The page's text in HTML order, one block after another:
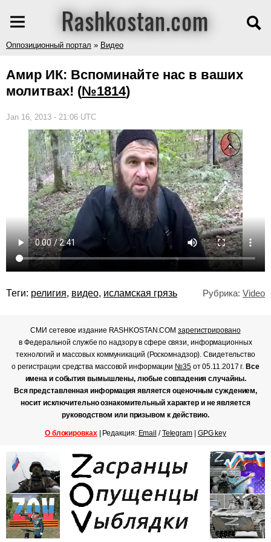
Rashkostan.com
Оппозиционный портал » Видео
Амир ИК: Вспоминайте нас в ваших
молитвах! (№1814)
Jan 16, 2013 - 21:06 UTC
Теги: религия, видео, исламская грязь Рубрика: Video
СМИ сетевое издание RASHKOSTAN.COMзарегистрировано
в Федеральной службе по надзору в сфере связи, информационных
технологий и массовых коммуникаций (Роскомнадзор). Свидетельство
о регистрации средства массовой информации №35от 05.11.2017 г.Все
имена и события вымышлены, любые совпадения случайны.
Вся представленная информация является оценочным суждением,
носит исключительно ознакомительный характер и не является
руководством или призывом к действию.
О блокировках| Редакция: Email /Telegram| GPG key